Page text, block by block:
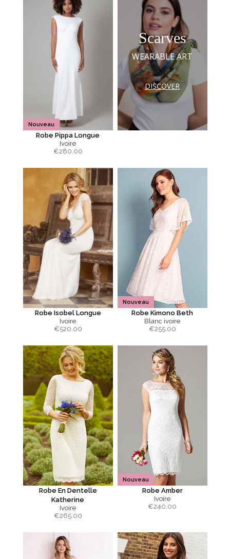
Nouveau
Robe Pippa Longue
Ivoire
€280.00
Scarves
WEARABLE ART
DISCOVER
Robe Isobel Longue
Ivoire
€520.00
Nouveau
Robe Kimono Beth
Blanc ivoire
€255.00
Robe En Dentelle
Katherine
Ivoire
€265.00
Nouveau
Robe Amber
Ivoire
€240.00